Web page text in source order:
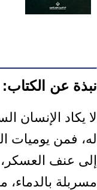
نبذة عن الكتاب:
لا يكاد الإنسان
له، فمن يوميات
إلى عنف
مسربلة